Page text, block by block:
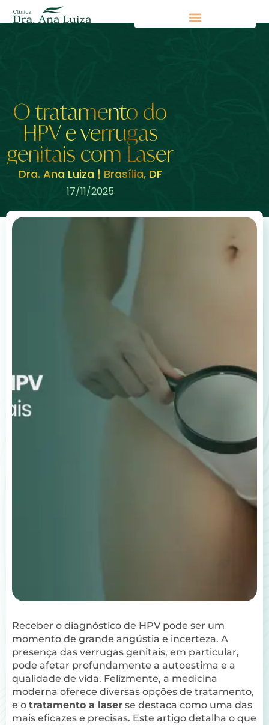
O tratamento do
HPV e verrugas
genitais com Laser
Dra. Ana Luiza | Brasília, DF
17/11/2025
Receber o diagnóstico de HPV pode ser um
momento de grande angústia e incerteza. A
presença das verrugas genitais, em particular,
pode afetar profundamente a autoestima e a
qualidade de vida. Felizmente, a medicina
moderna oferece diversas opções de tratamento,
e o tratamento a laser se destaca como uma das
mais eficazes e precisas. Este artigo detalha o que